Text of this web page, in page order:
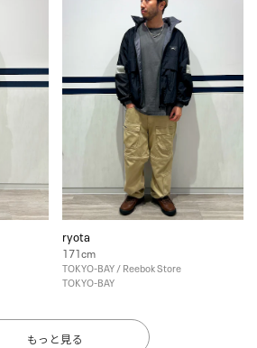
ryota
171cm
TOKYO-BAY / Reebok Store
TOKYO-BAY
もっと見る